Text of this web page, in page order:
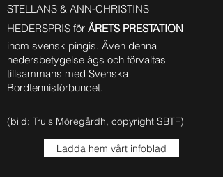
STELLANS & ANN-CHRISTINS
HEDERSPRIS för ÅRETS PRESTATION
inom svensk pingis. Även denna
hedersbetygelse ägs och förvaltas
tillsammans med Svenska
Bordtennisförbundet.
(bild: Truls Möregårdh, copyright SBTF)
Ladda hem vårt infoblad